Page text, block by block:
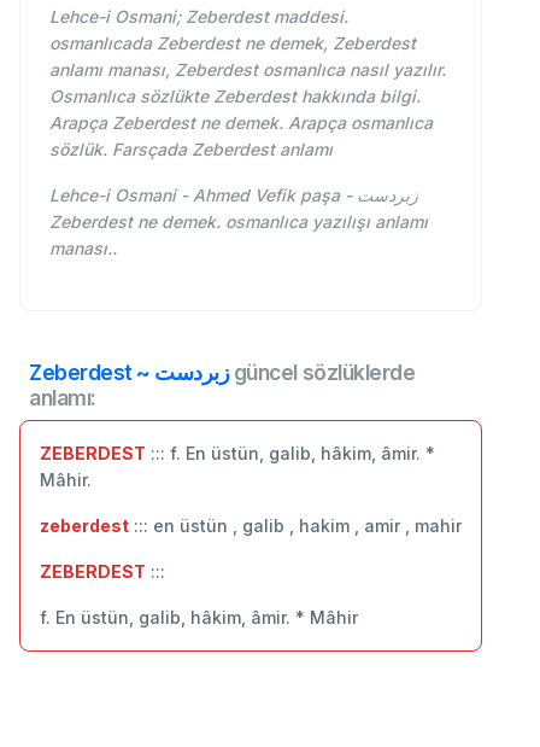
Lehce-i Osmani; Zeberdest maddesi.
osmanlıcada Zeberdest ne demek, Zeberdest
anlamı manası, Zeberdest osmanlıca nasıl yazılır.
Osmanlıca sözlükte Zeberdest hakkında bilgi.
Arapça Zeberdest ne demek. Arapça osmanlıca
sözlük. Farsçada Zeberdest anlamı
Lehce-i Osmani - Ahmed Vefik paşa - زبردست
Zeberdest ne demek. osmanlıca yazılışı anlamı
manası..
Zeberdest ~ زبردستgüncel sözlüklerde
anlamı:
ZEBERDEST ::: f. En üstün, galib, hâkim, âmir. *
Mâhir.
zeberdest ::: en üstün , galib , hakim , amir , mahir
ZEBERDEST :::
f. En üstün, galib, hâkim, âmir. * Mâhir